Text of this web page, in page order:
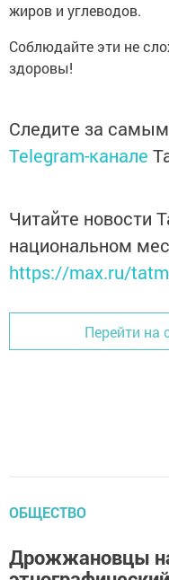
жиров и углеводов.
Соблюдайте эти не
здоровы!
Следите за
Telegram-канале
Читайте новости
национальном
https://max.ru/
Перейти на
ОБЩЕСТВО
Дрожжановцы